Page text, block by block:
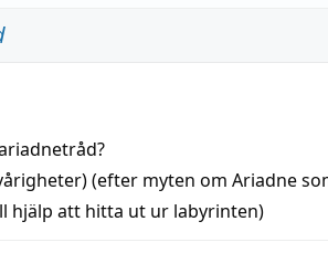
?
(efter myten om Ariadne
hjälp att hitta ut ur labyrinten)